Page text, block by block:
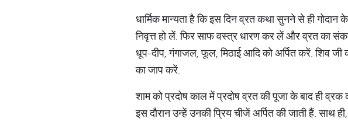
धार्मिक मान्यता है कि इस दिन व्रत कथा सुनने से ही
निवृत्त हो लें. फिर साफ वस्त्र धारण कर लें और व्रत का
धूप-दीप, गंगाजल, फूल, मिठाई आदि को अर्पित करें. शिव
का जाप करें.
शाम को प्रदोष काल में प्रदोष व्रत की पूजा के बाद ही व्रक
इस दौरान उन्हें उनकी प्रिय चीजें अर्पित की जाती हैं. साथ